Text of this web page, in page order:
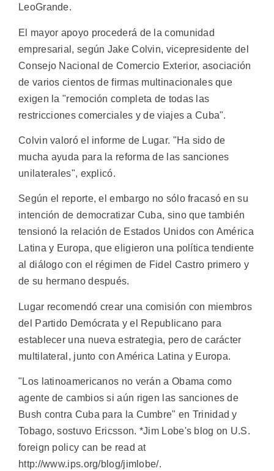
LeoGrande.
El mayor apoyo procederá de la comunidad
empresarial, según Jake Colvin, vicepresidente del
Consejo Nacional de Comercio Exterior, asociación
de varios cientos de firmas multinacionales que
exigen la "remoción completa de todas las
restricciones comerciales y de viajes a Cuba".
Colvin valoró el informe de Lugar. "Ha sido de
mucha ayuda para la reforma de las sanciones
unilaterales", explicó.
Según el reporte, el embargo no sólo fracasó en su
intención de democratizar Cuba, sino que también
tensionó la relación de Estados Unidos con América
Latina y Europa, que eligieron una política tendiente
al diálogo con el régimen de Fidel Castro primero y
de su hermano después.
Lugar recomendó crear una comisión con miembros
del Partido Demócrata y el Republicano para
establecer una nueva estrategia, pero de carácter
multilateral, junto con América Latina y Europa.
"Los latinoamericanos no verán a Obama como
agente de cambios si aún rigen las sanciones de
Bush contra Cuba para la Cumbre" en Trinidad y
Tobago, sostuvo Ericsson. *Jim Lobe's blog on U.S.
foreign policy can be read at
http://www.ips.org/blog/jimlobe/.